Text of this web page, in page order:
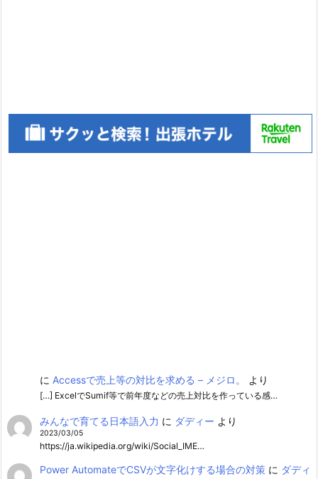
に Accessで売上等の対比を求める – メジロ。 より
[…] ExcelでSumif等で前年度などの売上対比を作っている感…
みんなで育てる日本語入力 に ダディー より
2023/03/05
https://ja.wikipedia.org/wiki/Social_IME…
Power AutomateでCSVが文字化けする場合の対策に ダディ